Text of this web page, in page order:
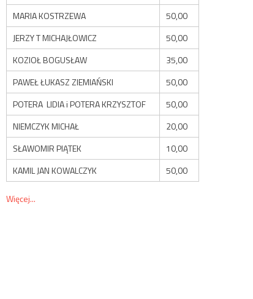
MARIA KOSTRZEWA
50,00
JERZY T MICHAJŁOWICZ
50,00
KOZIOŁ BOGUSŁAW
35,00
PAWEŁ ŁUKASZ ZIEMIAŃSKI
50,00
POTERA LIDIA i POTERA KRZYSZTOF
50,00
NIEMCZYK MICHAŁ
20,00
SŁAWOMIR PIĄTEK
10,00
KAMIL JAN KOWALCZYK
50,00
Więcej...